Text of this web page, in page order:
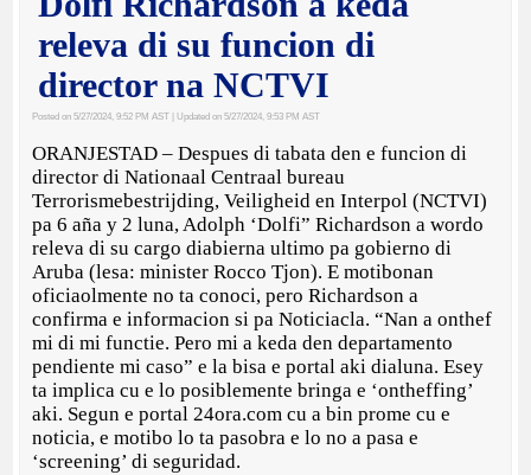
releva di su funcion di
director na NCTVI
Posted on 5/27/2024, 9:52 PM AST | Updated on 5/27/2024, 9:53 PM AST
ORANJESTAD – Despues di tabata den e funcion di
director di Nationaal Centraal bureau
Terrorismebestrijding, Veiligheid en Interpol (NCTVI)
pa 6 aña y 2 luna, Adolph ‘Dolfi” Richardson a wordo
releva di su cargo diabierna ultimo pa gobierno di
Aruba (lesa: minister Rocco Tjon). E motibonan
oficiaolmente no ta conoci, pero Richardson a
confirma e informacion si pa Noticiacla. “Nan a onthef
mi di mi functie. Pero mi a keda den departamento
pendiente mi caso” e la bisa e portal aki dialuna. Esey
ta implica cu e lo posiblemente bringa e ‘ontheffing’
aki. Segun e portal 24ora.com cu a bin prome cu e
noticia, e motibo lo ta pasobra e lo no a pasa e
‘screening’ di seguridad.